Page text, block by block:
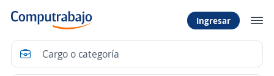
Ingresar